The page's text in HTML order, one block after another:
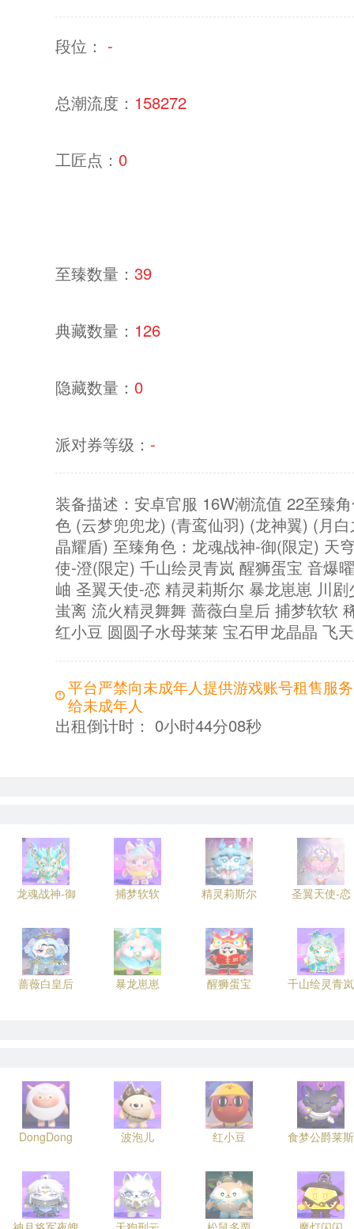
段位： -
总潮流度： 158272
工匠点： 0
至臻数量： 39
典藏数量： 126
隐藏数量： 0
派对券等级： -
装备描述：安卓官服 16W潮流值 22至臻
色 (云梦兜兜龙) (青鸾仙羽) (龙神翼) (月
晶耀盾) 至臻角色：龙魂战神-御(限定) 天
使-澄(限定) 千山绘灵青岚 醒狮蛋宝 音爆
岫 圣翼天使-恋 精灵莉斯尔 暴龙崽崽 川
蚩离 流火精灵舞舞 蔷薇白皇后 捕梦软软
红小豆 圆圆子水母莱莱 宝石甲龙晶晶 飞
平台严禁向未成年人提供游戏账号租售服
给未成年人
出租倒计时： 0小时44分07秒
龙魂战神-御 捕梦软软 精灵莉斯尔 圣翼天使-恋
蔷薇白皇后 暴龙崽崽 醒狮蛋宝 千山绘灵青岚
DongDong 波泡儿 红小豆 食梦公爵莱斯